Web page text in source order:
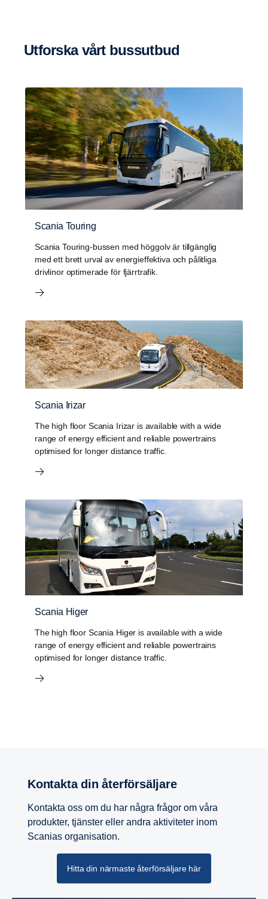
Utforska vårt bussutbud
Scania Touring
Scania Touring-bussen med höggolv är tillgänglig
med ett brett urval av energieffektiva och pålitliga
drivlinor optimerade för fjärrtrafik.
Scania Irizar
The high floor Scania Irizar is available with a wide
range of energy efficient and reliable powertrains
optimised for longer distance traffic.
Scania Higer
The high floor Scania Higer is available with a wide
range of energy efficient and reliable powertrains
optimised for longer distance traffic.
Kontakta din återförsäljare
Kontakta oss om du har några frågor om våra
produkter, tjänster eller andra aktiviteter inom
Scanias organisation.
Hitta din närmaste återförsäljare här